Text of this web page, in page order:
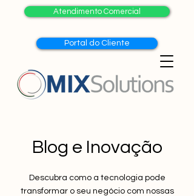
Atendimento Comercial
Portal do Cliente
Blog e Inovação
Descubra como a tecnologia pode
transformar o seu negócio com nossas